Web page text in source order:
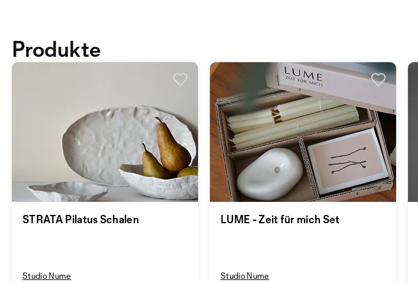
STRATA Pilatus Schalen
Studio Nume
LUME - Zeit für mich Set
Studio Nume
Produkte